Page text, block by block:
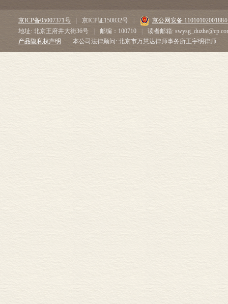
京ICP备05007371号 京ICP证150832号
京公网安备
地址: 北京王府井大街36号
邮编：100710
读者邮箱:
产品隐私权声明
本公司法律顾问: 北京市万慧达律师事务所王宇明律师